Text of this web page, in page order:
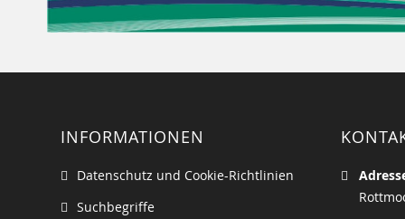
INFORMATIONEN
Datenschutz und Cookie-Richtlinien
Suchbegriffe